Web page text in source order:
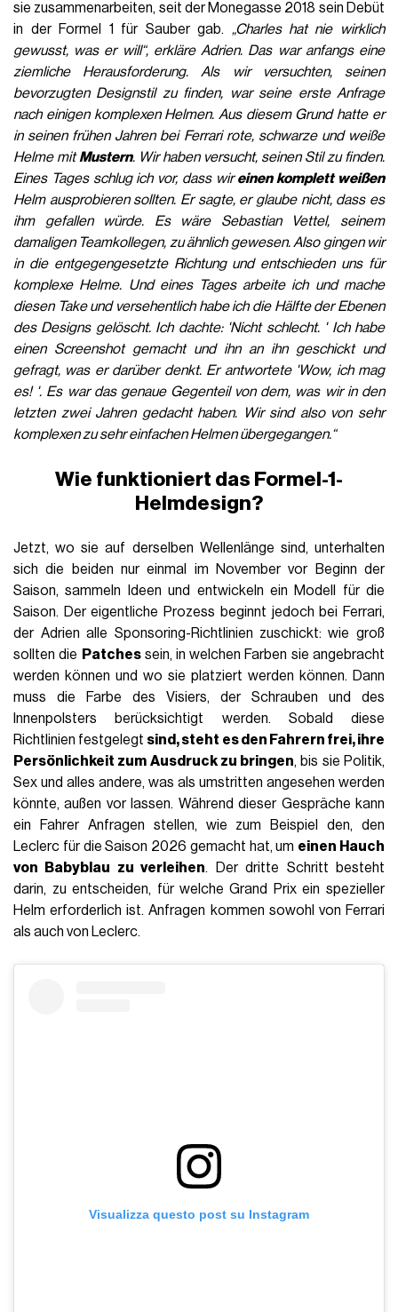
sie zusammenarbeiten, seit der Monegasse 2018 sein Debüt
in der Formel 1 für Sauber gab. „Charles hat nie wirklich
gewusst, was er will“, erkläre Adrien. Das war anfangs eine
ziemliche Herausforderung. Als wir versuchten, seinen
bevorzugten Designstil zu finden, war seine erste Anfrage
nach einigen komplexen Helmen. Aus diesem Grund hatte er
in seinen frühen Jahren bei Ferrari rote, schwarze und weiße
Helme mitMustern. Wir haben versucht, seinen Stil zu finden.
Eines Tages schlug ich vor, dass wireinen komplett weißen
Helm ausprobieren sollten. Er sagte, er glaube nicht, dass es
ihm gefallen würde. Es wäre Sebastian Vettel, seinem
damaligen Teamkollegen, zu ähnlich gewesen. Also gingen wir
in die entgegengesetzte Richtung und entschieden uns für
komplexe Helme. Und eines Tages arbeite ich und mache
diesen Take und versehentlich habe ich die Hälfte der Ebenen
des Designs gelöscht. Ich dachte: 'Nicht schlecht. ' Ich habe
einen Screenshot gemacht und ihn an ihn geschickt und
gefragt, was er darüber denkt. Er antwortete 'Wow, ich mag
es! '. Es war das genaue Gegenteil von dem, was wir in den
letzten zwei Jahren gedacht haben. Wir sind also von sehr
komplexen zu sehr einfachen Helmen übergegangen.“
Wie funktioniert das Formel-1-
Helmdesign?
Jetzt, wo sie auf derselben Wellenlänge sind, unterhalten
sich die beiden nur einmal im November vor Beginn der
Saison, sammeln Ideen und entwickeln ein Modell für die
Saison. Der eigentliche Prozess beginnt jedoch bei Ferrari,
der Adrien alle Sponsoring-Richtlinien zuschickt: wie groß
sollten die Patchessein, in welchen Farben sie angebracht
werden können und wo sie platziert werden können. Dann
muss die Farbe des Visiers, der Schrauben und des
Innenpolsters berücksichtigt werden. Sobald diese
Richtlinien festgelegt sind, steht es den Fahrern frei, ihre
Persönlichkeit zum Ausdruck zu bringen, bis sie Politik,
Sex und alles andere, was als umstritten angesehen werden
könnte, außen vor lassen. Während dieser Gespräche kann
ein Fahrer Anfragen stellen, wie zum Beispiel den, den
Leclerc für die Saison 2026 gemacht hat, um einen Hauch
von Babyblau zu verleihen. Der dritte Schritt besteht
darin, zu entscheiden, für welche Grand Prix ein spezieller
Helm erforderlich ist. Anfragen kommen sowohl von Ferrari
als auch von Leclerc.
Visualizza questo post su Instagram